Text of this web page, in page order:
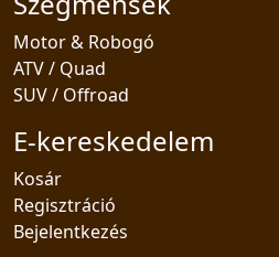
Motor & Robogó
ATV / Quad
SUV / Offroad
E-kereskedelem
Kosár
Regisztráció
Bejelentkezés